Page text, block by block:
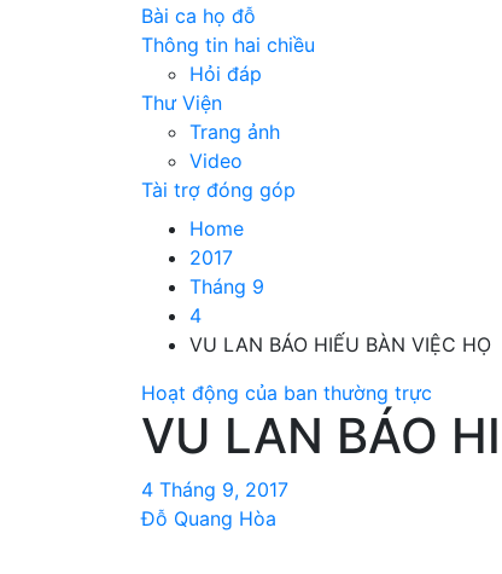
Bài ca họ đỗ
Thông tin hai chiều
Hỏi đáp
Thư Viện
Trang ảnh
Video
Tài trợ đóng góp
Home
2017
Tháng 9
4
VU LAN BÁO HIẾU BÀN VIỆC HỌ
Hoạt động của ban thường trực
VU LAN BÁO
4 Tháng 9, 2017
Đỗ Quang Hòa